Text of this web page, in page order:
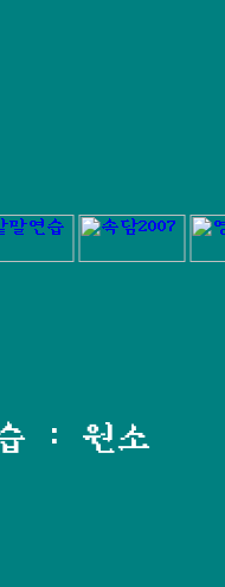
: 원소